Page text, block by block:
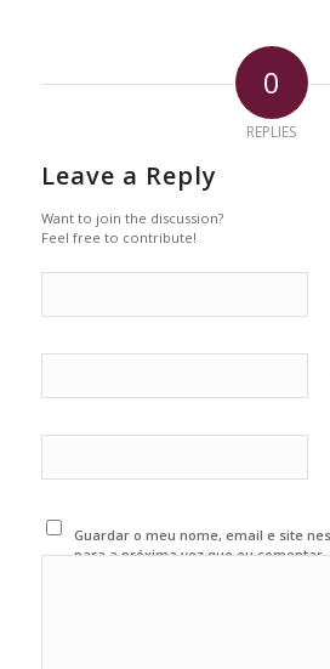
0
REPLIES
Leave a Reply
Want to join the discussion?
Feel free to contribute!
Guardar o meu nome, email e site
para a próxima vez que eu comentar.